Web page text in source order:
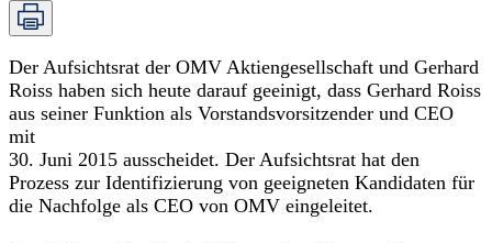
Der Aufsichtsrat der OMV Aktiengesellschaft und Gerhard
Roiss haben sich heute darauf geeinigt, dass Gerhard Roiss
aus seiner Funktion als Vorstandsvorsitzender und CEO
mit
30. Juni 2015 ausscheidet. Der Aufsichtsrat hat den
Prozess zur Identifizierung von geeigneten Kandidaten für
die Nachfolge als CEO von OMV eingeleitet.